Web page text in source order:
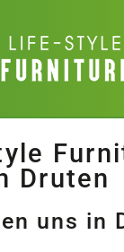
Druten
uns in